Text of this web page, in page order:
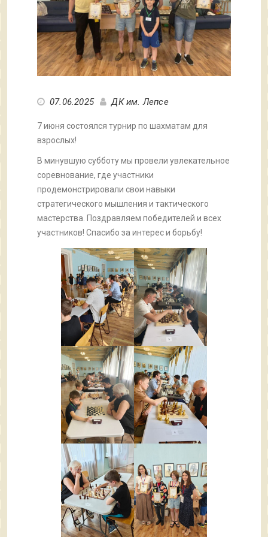
07.06.2025 ДК им. Лепсе
7 июня состоялся турнир по шахматам для
взрослых!
В минувшую субботу мы провели увлекательное
соревнование, где участники
продемонстрировали свои навыки
стратегического мышления и тактического
мастерства. Поздравляем победителей и всех
участников! Спасибо за интерес и борьбу!